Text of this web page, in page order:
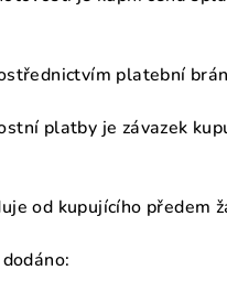
platební
platby je závazek
od kupujícího předem